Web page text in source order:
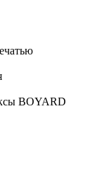
BOYARD